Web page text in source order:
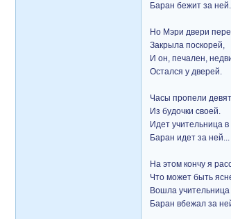
Баран бежит за ней.
Но Мэри двери
Закрыла поскорей,
И он, печален,
Остался у дверей.
Часы пропели
Из будочки своей.
Идет учительница в
Баран идет за ней...
На этом кончу я
Что может быть
Вошла учительница
Баран вбежал за